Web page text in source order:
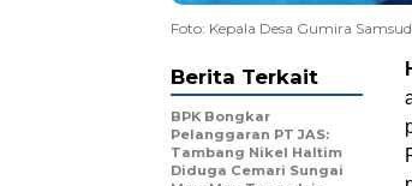
Foto: Kepala Desa Gumira
Berita Terkait
BPK Bongkar
Pelanggaran PT JAS:
Tambang Nikel Haltim
Diduga Cemari Sungai